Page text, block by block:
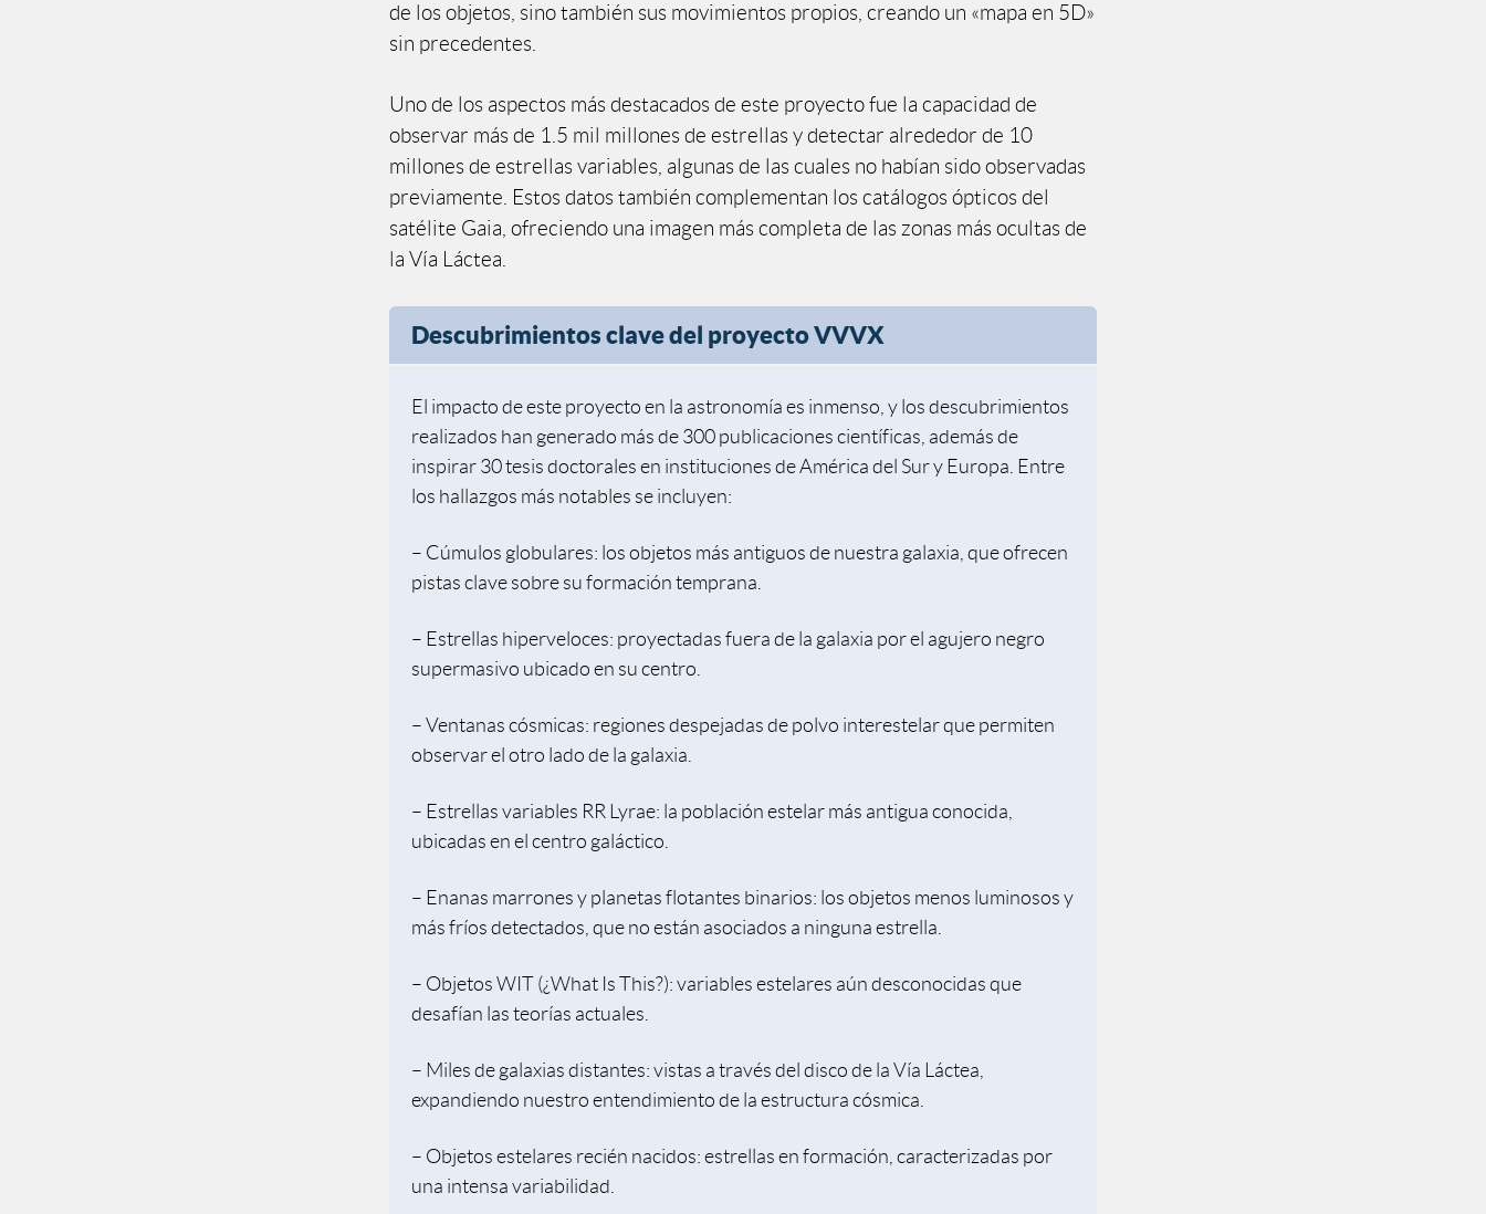
de los objetos, sino también sus movimientos propios, creando un «mapa en 5D»
sin precedentes.
Uno de los aspectos más destacados de este proyecto fue la capacidad de
observar más de 1.5 mil millones de estrellas y detectar alrededor de 10
millones de estrellas variables, algunas de las cuales no habían sido observadas
previamente. Estos datos también complementan los catálogos ópticos del
satélite Gaia, ofreciendo una imagen más completa de las zonas más ocultas de
la Vía Láctea.
Descubrimientos clave del proyecto VVVX
El impacto de este proyecto en la astronomía es inmenso, y los descubrimientos
realizados han generado más de 300 publicaciones científicas, además de
inspirar 30 tesis doctorales en instituciones de América del Sur y Europa. Entre
los hallazgos más notables se incluyen:
– Cúmulos globulares: los objetos más antiguos de nuestra galaxia, que ofrecen
pistas clave sobre su formación temprana.
– Estrellas hiperveloces: proyectadas fuera de la galaxia por el agujero negro
supermasivo ubicado en su centro.
– Ventanas cósmicas: regiones despejadas de polvo interestelar que permiten
observar el otro lado de la galaxia.
– Estrellas variables RR Lyrae: la población estelar más antigua conocida,
ubicadas en el centro galáctico.
– Enanas marrones y planetas flotantes binarios: los objetos menos luminosos y
más fríos detectados, que no están asociados a ninguna estrella.
– Objetos WIT (¿What Is This?): variables estelares aún desconocidas que
desafían las teorías actuales.
– Miles de galaxias distantes: vistas a través del disco de la Vía Láctea,
expandiendo nuestro entendimiento de la estructura cósmica.
– Objetos estelares recién nacidos: estrellas en formación, caracterizadas por
una intensa variabilidad.